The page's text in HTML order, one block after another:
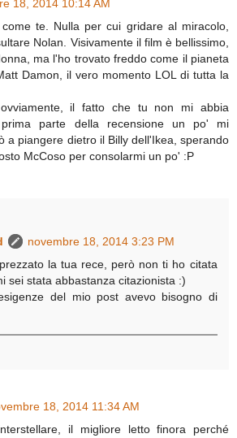
18, 2014 10:14 AM
te. Nulla per cui gridare al miracolo,
Nolan. Visivamente il film è bellissimo,
ma l'ho trovato freddo come il pianeta
Damon, il vero momento LOL di tutta la
il fatto che tu non mi abbia
parte della recensione un po' mi
a piangere dietro il Billy dell'Ikea, sperando
McCoso per consolarmi un po' :P
novembre 18, 2014 3:23 PM
la tua rece, però non ti ho citata
sei stata abbastanza citazionista :)
del mio post avevo bisogno di
18, 2014 11:34 AM
il migliore letto finora perché